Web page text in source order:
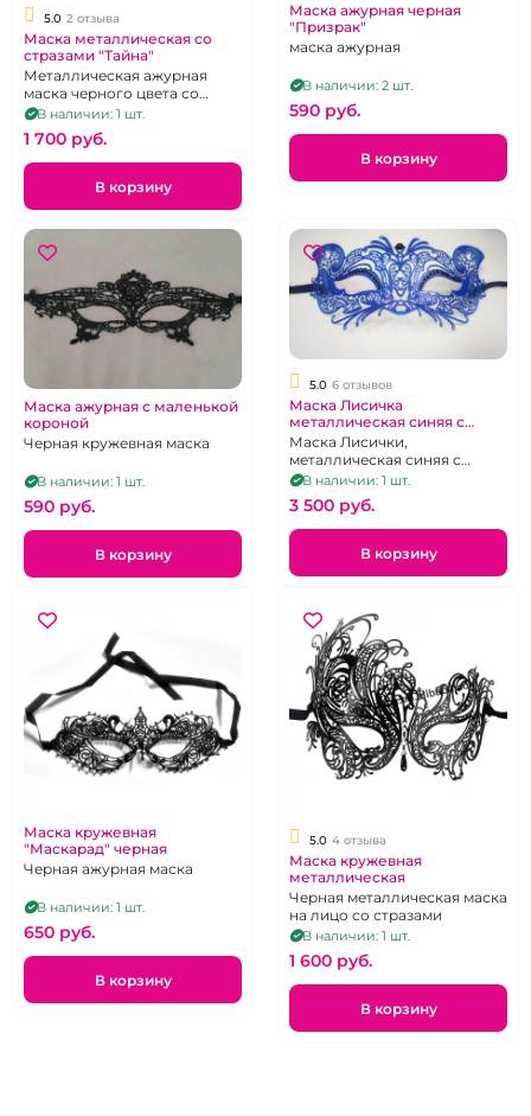
5.0 2 отзыва
Маска металлическая со
стразами "Тайна"
Металлическая ажурная
маска черного цвета со
стразами
В наличии: 1 шт.
1 700 pуб.
В корзину
Маска ажурная черная
"Призрак"
маска ажурная
В наличии: 2 шт.
590 pуб.
В корзину
Маска ажурная с маленькой
короной
Черная кружевная маска
В наличии: 1 шт.
590 pуб.
В корзину
5.0 6 отзывов
Маска Лисичка
металлическая синяя с
черными бусинами
Маска Лисички,
металлическая синяя с
черными бусинами
В наличии: 1 шт.
3 500 pуб.
В корзину
Маска кружевная
"Маскарад" черная
Черная ажурная маска
В наличии: 1 шт.
650 pуб.
В корзину
5.0 4 отзыва
Маска кружевная
металлическая
Черная металлическая маска
на лицо со стразами
В наличии: 1 шт.
1 600 pуб.
В корзину